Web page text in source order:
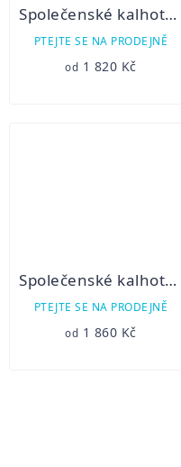
Společenské kalhoty TESIL
PTEJTE SE NA PRODEJNĚ
od 1 820 Kč
Společenské kalhoty ČMMJ
PTEJTE SE NA PRODEJNĚ
od 1 860 Kč